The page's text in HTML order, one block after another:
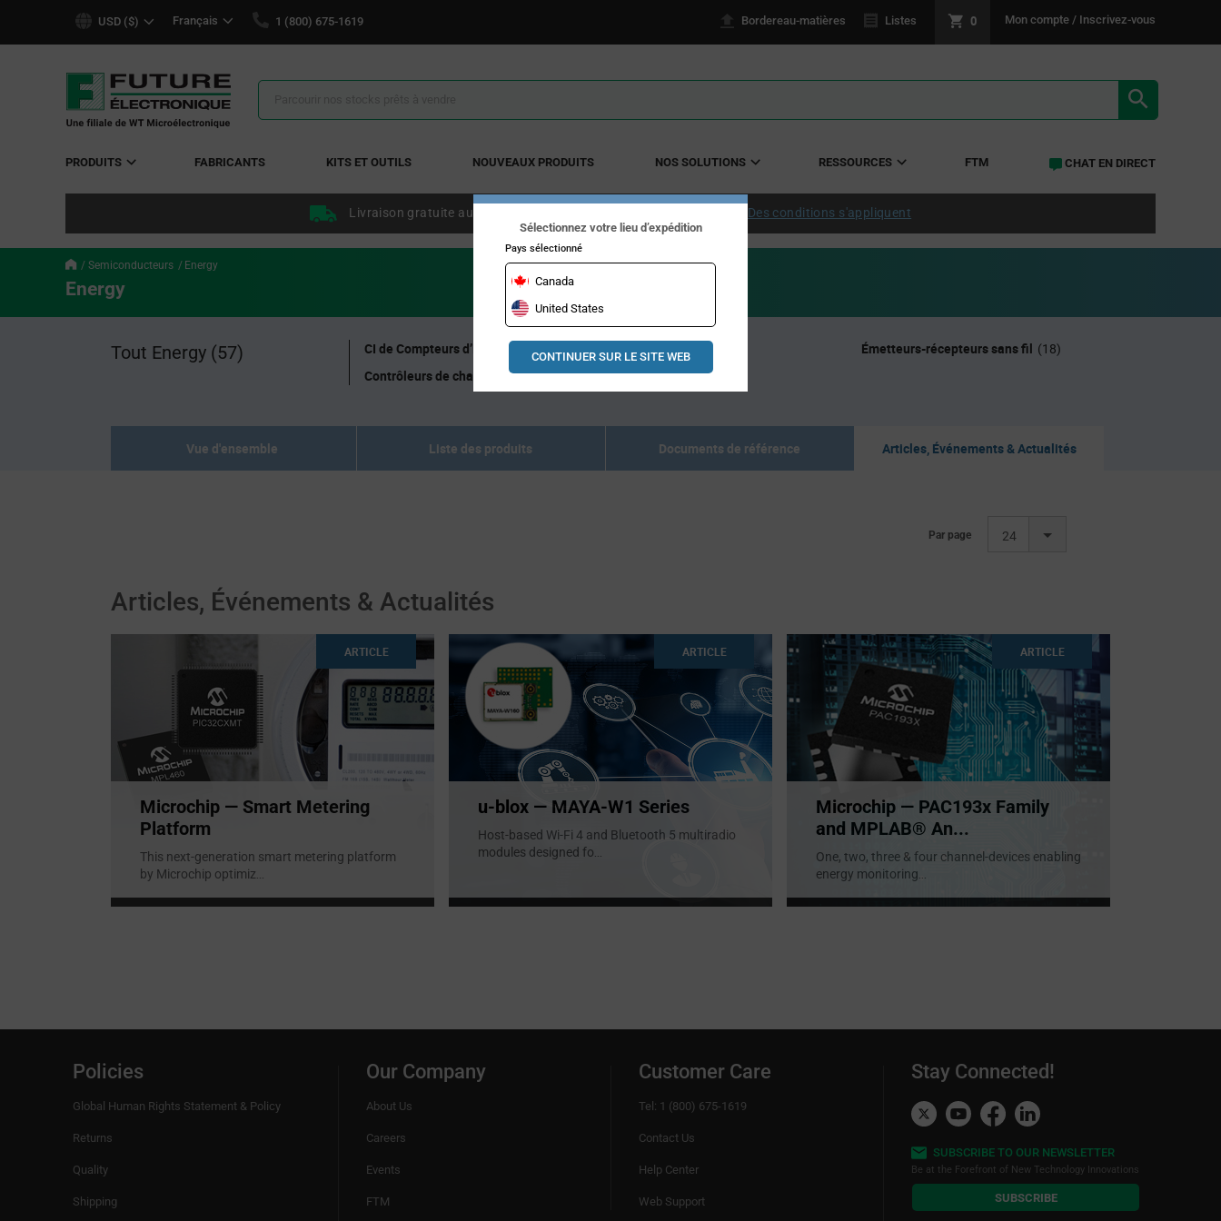
USD ($) Français 1 (800) 675-1619 Bordereau-matières Listes 0 Mon compte / Inscrivez-vous
Résultats
la
PRODUITS FABRICANTS KITS ET OUTILS NOUVEAUX PRODUITS NOS SOLUTIONS RESSOURCES FTM CHAT EN DIRECT
Livraison gratuite aux États-Unis continentaux à partir de 50 $ US. Des conditions s'appliquent
Semiconducteurs Energy
Energy
Tout Energy (57) CI de Compteurs d’Energie (33) stockage d'énergie Émetteurs-récepteurs sans fil (18)
Contrôleurs de charge solaire (3)
Vue d'ensemble Liste des produits Documents de référence Articles, Événements & Actualités
Par page 24
Articles, Événements & Actualités
ARTICLE
Microchip — Smart Metering
Platform
This next-generation smart metering platform
by Microchip optimiz...
ARTICLE
u-blox — MAYA-W1 Series
Host-based Wi-Fi 4 and Bluetooth 5 multiradio
modules designed fo...
ARTICLE
Microchip — PAC193x Family
and MPLAB® An...
One, two, three & four channel-devices enabling
energy monitoring...
Policies
Global Human Rights Statement & Policy
Returns
Quality
Shipping
Our Company
About Us
Careers
Events
FTM
Customer Care
Tel: 1 (800) 675-1619
Contact Us
Help Center
Web Support
Stay Connected!
SUBSCRIBE TO OUR NEWSLETTER
Be at the Forefront of New Technology Innovations
subscribe
button
SUBSCRIBE
Sélectionnez votre lieu d’expédition
Pays sélectionné
Canada
United States
CONTINUER SUR LE SITE WEB